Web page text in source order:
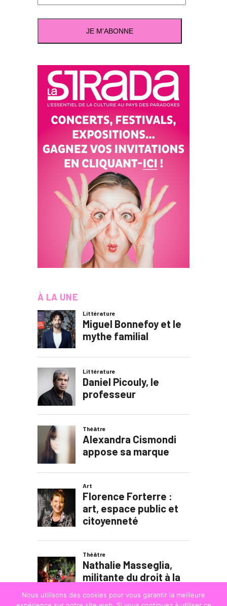
À LA UNE
Nous utilisons des cookies pour vous garantir la meilleure